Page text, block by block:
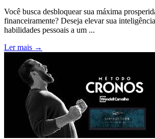
Você busca desbloquear sua máxima
financeiramente? Deseja elevar sua
habilidades pessoais a um ...
Ler mais →